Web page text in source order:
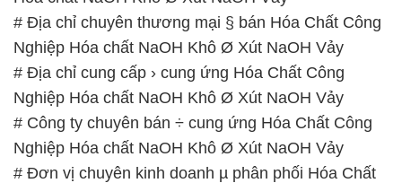
# Công ty chuyên bán ÷ cung ứng Hóa Chất Công
Nghiệp Hóa chất NaOH Khô Ø Xút NaOH Vảy
# Đơn vị chuyên kinh doanh µ phân phối Hóa Chất
Công Nghiệp Hóa chất NaOH Khô Ø Xút NaOH Vảy
# Cty bán > phân phối Hóa Chất Công Nghiệp Hóa
chất NaOH Khô Ø Xút NaOH Vảy